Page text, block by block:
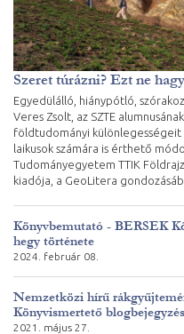
Szeret túrázni? Ezt ne
Egyedülálló, hiánypótló,
Veres Zsolt, az SZTE
földtudományi különlegességeit
laikusok számára is érthető
Tudományegyetem TTIK
kiadója, a GeoLitera
Könyvbemutató - BERSEK
hegy története
2024. február 08.
Nemzetközi hírű
Könyvismertető blogbejegyzés
2021. május 27.